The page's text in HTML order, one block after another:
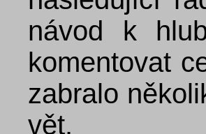
návod k
komentovat
zabralo
vět.